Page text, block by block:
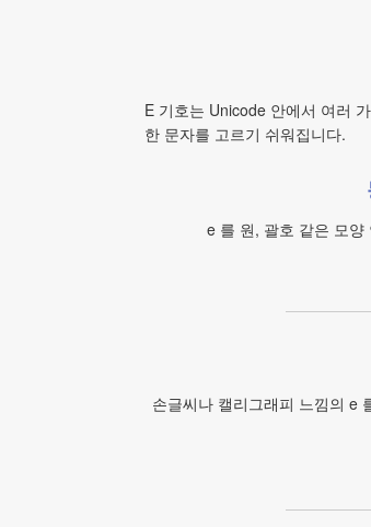
E 기호는 Unicode 안에서 여러
한 문자를 고르기 쉬워집니다.
e 를 원, 괄호 같은 모
손글씨나 캘리그래피 느낌의 e